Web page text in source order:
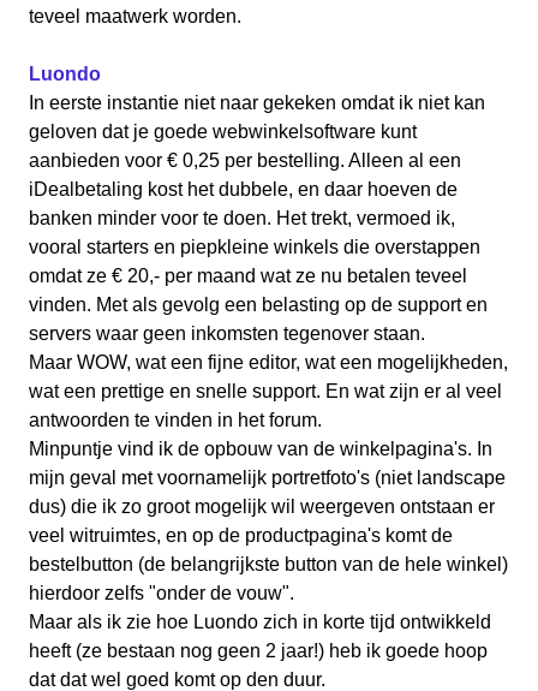
teveel maatwerk worden.
Luondo
In eerste instantie niet naar gekeken omdat ik niet kan
geloven dat je goede webwinkelsoftware kunt
aanbieden voor € 0,25 per bestelling. Alleen al een
iDealbetaling kost het dubbele, en daar hoeven de
banken minder voor te doen. Het trekt, vermoed ik,
vooral starters en piepkleine winkels die overstappen
omdat ze € 20,- per maand wat ze nu betalen teveel
vinden. Met als gevolg een belasting op de support en
servers waar geen inkomsten tegenover staan.
Maar WOW, wat een fijne editor, wat een mogelijkheden,
wat een prettige en snelle support. En wat zijn er al veel
antwoorden te vinden in het forum.
Minpuntje vind ik de opbouw van de winkelpagina's. In
mijn geval met voornamelijk portretfoto's (niet landscape
dus) die ik zo groot mogelijk wil weergeven ontstaan er
veel witruimtes, en op de productpagina's komt de
bestelbutton (de belangrijkste button van de hele winkel)
hierdoor zelfs "onder de vouw".
Maar als ik zie hoe Luondo zich in korte tijd ontwikkeld
heeft (ze bestaan nog geen 2 jaar!) heb ik goede hoop
dat dat wel goed komt op den duur.